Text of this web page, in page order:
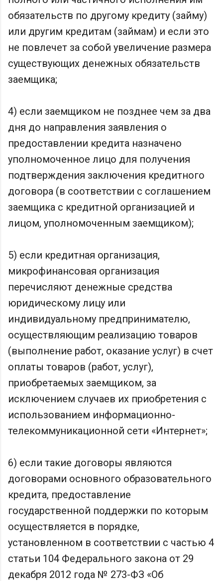
обязательств по другому кредиту (займу)
или другим кредитам (займам) и если это
не повлечет за собой увеличение размера
существующих денежных обязательств
заемщика;
4) если заемщиком не позднее чем за два
дня до направления заявления о
предоставлении кредита назначено
уполномоченное лицо для получения
подтверждения заключения кредитного
договора (в соответствии с соглашением
заемщика с кредитной организацией и
лицом, уполномоченным заемщиком);
5) если кредитная организация,
микрофинансовая организация
перечисляют денежные средства
юридическому лицу или
индивидуальному предпринимателю,
осуществляющим реализацию товаров
(выполнение работ, оказание услуг) в счет
оплаты товаров (работ, услуг),
приобретаемых заемщиком, за
исключением случаев их приобретения с
использованием информационно-
телекоммуникационной сети «Интернет»;
6) если такие договоры являются
договорами основного образовательного
кредита, предоставление
государственной поддержки по которым
осуществляется в порядке,
установленном в соответствии с частью 4
статьи 104 Федерального закона от 29
декабря 2012 года № 273-ФЗ «Об